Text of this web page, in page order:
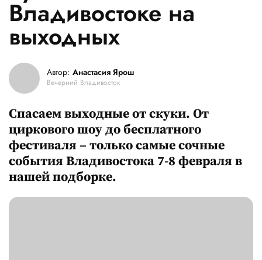
Владивостоке на
выходных
Автор: Анастасия Ярош
Вечерний Владивосток
Спасаем выходные от скуки. От
циркового шоу до бесплатного
фестиваля – только самые сочные
события Владивостока 7-8 февраля в
нашей подборке.